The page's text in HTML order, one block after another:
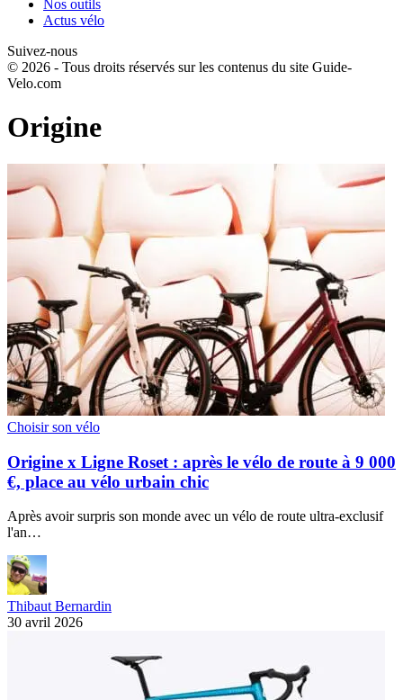
Nos outils
Actus vélo
Suivez-nous
© 2026 - Tous droits réservés sur les contenus du site Guide-
Velo.com
Origine
Choisir son vélo
Origine x Ligne Roset : après le vélo de route à 9 000
€, place au vélo urbain chic
Après avoir surpris son monde avec un vélo de route ultra-exclusif
l'an…
Thibaut Bernardin
30 avril 2026